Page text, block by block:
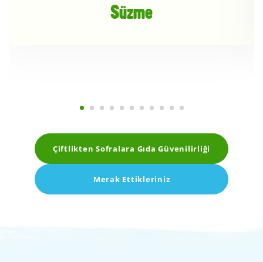
Süzme
Çiftlikten Sofralara Gıda Güvenilirliği
Merak Ettikleriniz